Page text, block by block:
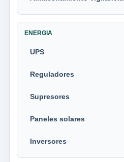
ENERGIA
UPS
Reguladores
Supresores
Paneles solares
Inversores